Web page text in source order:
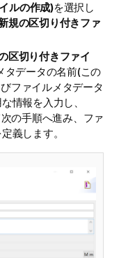
ルの作成)を選択し
の区切り付きファ
切り付きファイ
タデータの名前(この
ファイルメタデータ
情報を入力し、
の手順へ進み、ファ
義します。